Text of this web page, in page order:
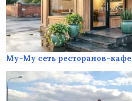
Му-Му сеть ресторанов-кафе